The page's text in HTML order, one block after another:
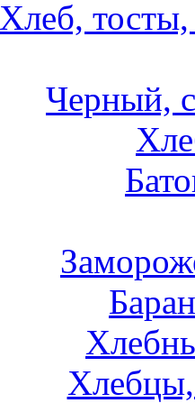
Хлеб,
Черный,
Хлебцы,